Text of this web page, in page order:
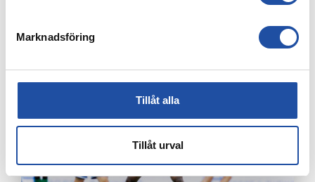
Marknadsföring
Tillåt alla
Tillåt urval
PUBLIKINFORMATION: IFK NORRKÖPING-IK BRAGE